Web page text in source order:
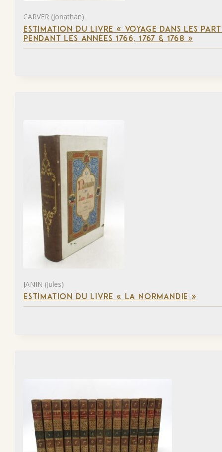
CARVER (Jonathan)
ESTIMATION DU LIVRE « VOYAGE DANS LES
PENDANT LES ANNÉES 1766, 1767 & 1768 »
JANIN (Jules)
ESTIMATION DU LIVRE « LA NORMANDIE »